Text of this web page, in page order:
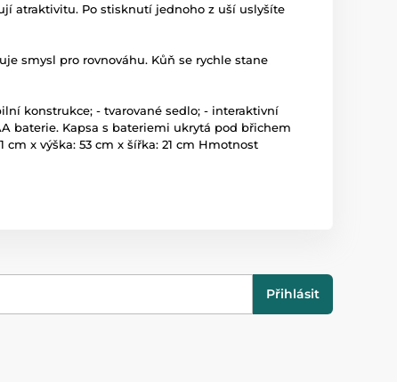
atraktivitu. Po stisknutí jednoho z uší uslyšíte
smysl pro rovnováhu. Kůň se rychle stane
konstrukce; - tvarované sedlo; - interaktivní
baterie. Kapsa s bateriemi ukrytá pod břichem
x výška: 53 cm x šířka: 21 cm Hmotnost
Přihlásit